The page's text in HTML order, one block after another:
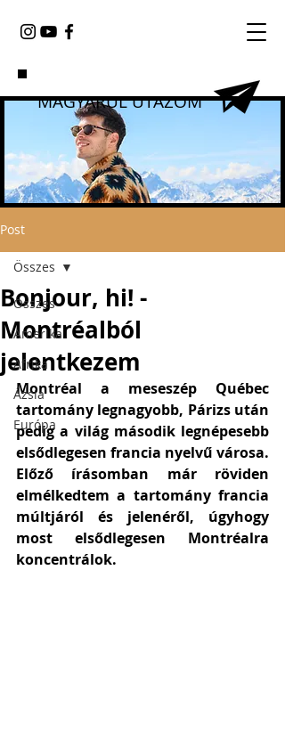
MAGYARUL UTAZOM
Post
Összes
Amerika
Afrika
Ázsia
Európa
Összes
Bonjour, hi! -
Montréalból
jelentkezem
Montréal a meseszép Québec
tartomány legnagyobb, Párizs után
pedig a világ második legnépesebb
elsődlegesen francia nyelvű városa.
Előző írásomban már röviden
elmélkedtem a tartomány francia
múltjáról és jelenéről, úgyhogy
most elsődlegesen Montréalra
koncentrálok.